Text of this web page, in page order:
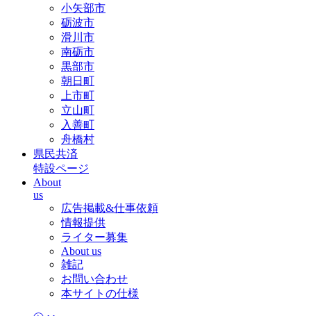
小矢部市
砺波市
滑川市
南砺市
黒部市
朝日町
上市町
立山町
入善町
舟橋村
県民共済
特設ページ
About
us
広告掲載&仕事依頼
情報提供
ライター募集
About us
雑記
お問い合わせ
本サイトの仕様